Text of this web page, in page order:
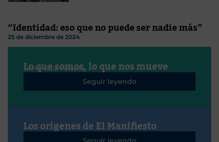
“Identidad: eso que no puede ser nadie más”
25 de diciembre de 2024
Lo que somos, lo que nos mueve
Javier Ruiz Portella
Seguir leyendo
Los orígenes de El Manifiesto